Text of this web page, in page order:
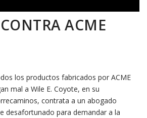
ACME
los productos fabricados por ACME
mal a Wile E. Coyote, en su
contrata a un abogado
desafortunado para demandar a la